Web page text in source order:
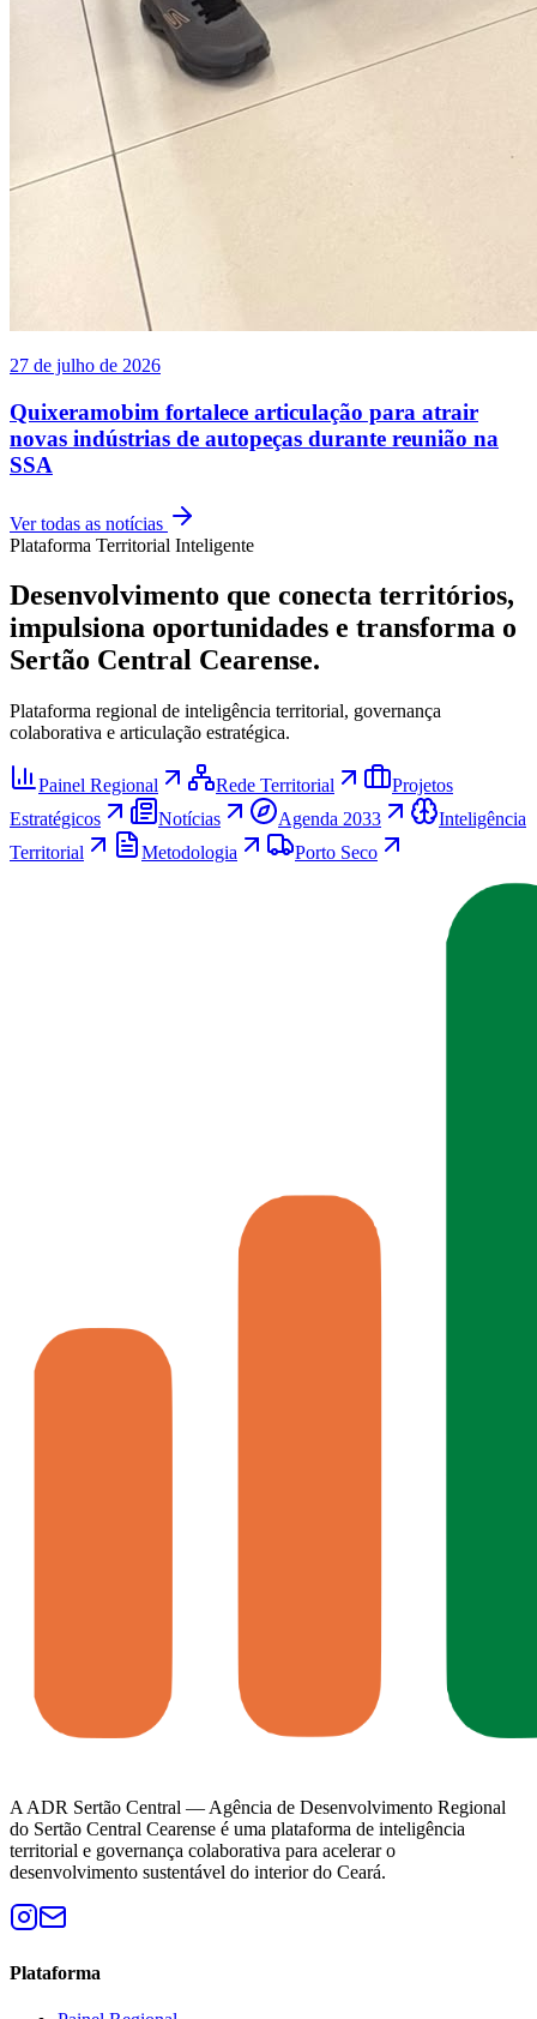
27 de julho de 2026
Quixeramobim fortalece articulação para atrair
novas indústrias de autopeças durante reunião na
SSA
Ver todas as notícias
Plataforma Territorial Inteligente
Desenvolvimento que conecta territórios,
impulsiona oportunidades e transforma o
Sertão Central Cearense.
Plataforma regional de inteligência territorial, governança
colaborativa e articulação estratégica.
Painel Regional Rede Territorial
Projetos
Estratégicos
Notícias Agenda 2033
Inteligência
Territorial
Metodologia Porto Seco
A ADR Sertão Central — Agência de Desenvolvimento Regional
do Sertão Central Cearense é uma plataforma de inteligência
territorial e governança colaborativa para acelerar o
desenvolvimento sustentável do interior do Ceará.
Plataforma